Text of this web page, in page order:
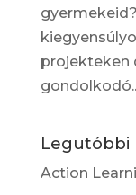
projekteken
Legutóbbi
Action